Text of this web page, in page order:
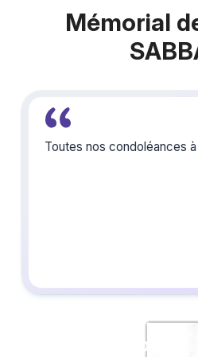
Mémorial
Toutes nos condoléances
Créez un album